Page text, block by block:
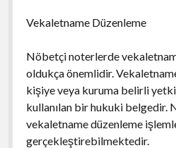
Vekaletname Düzenleme
Nöbetçi noterlerde
oldukça önemlidir.
kişiye veya kuruma belirli
kullanılan bir hukuki belgedir.
vekaletname düzenleme
gerçekleştirebilmektedir.